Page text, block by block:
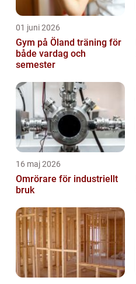
01 juni 2026
Gym på Öland träning för
både vardag och
semester
16 maj 2026
Omrörare för industriellt
bruk